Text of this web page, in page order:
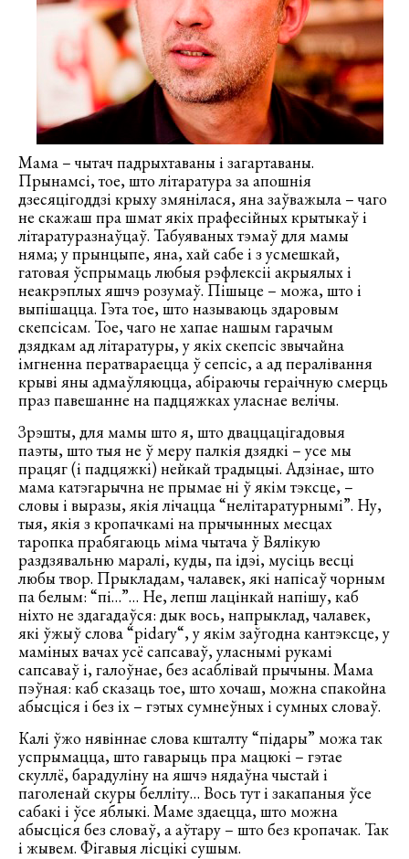
Мама – чытач падрыхтаваны і загартаваны.
Прынамсі, тое, што літаратура за апошнія
дзесяцігоддзі крыху змянілася, яна заўважыла – чаго
не скажаш пра шмат якіх прафесійных крытыкаў і
літаратуразнаўцаў. Табуяваных тэмаў для мамы
няма; у прынцыпе, яна, хай сабе і з усмешкай,
гатовая ўспрымаць любыя рэфлексіі акрыялых і
неакрэплых яшчэ розумаў. Пішыце – можа, што і
выпішацца. Гэта тое, што называюць здаровым
скепсісам. Тое, чаго не хапае нашым гарачым
дзядкам ад літаратуры, у якіх скепсіс звычайна
імгненна ператвараецца ў сепсіс, а ад пералівання
крыві яны адмаўляюцца, абіраючы гераічную смерць
праз павешанне на падцяжках уласнае велічы.
Зрэшты, для мамы што я, што дваццацігадовыя
паэты, што тыя не ў меру палкія дзядкі – усе мы
працяг (і падцяжкі) нейкай традыцыі. Адзінае, што
мама катэгарычна не прымае ні ў якім тэксце, –
словы і выразы, якія лічацца “нелітаратурнымі”. Ну,
тыя, якія з кропачкамі на прычынных месцах
таропка прабягаюць міма чытача ў Вялікую
раздзявальню маралі, куды, па ідэі, мусіць весці
любы твор. Прыкладам, чалавек, які напісаў чорным
па белым: “пі…”… Не, лепш лацінкай напішу, каб
ніхто не здагадаўся: дык вось, напрыклад, чалавек,
які ўжыў слова “pidary“, у якім заўгодна кантэксце, у
маміных вачах усё сапсаваў, уласнымі рукамі
сапсаваў і, галоўнае, без асаблівай прычыны. Мама
пэўная: каб сказаць тое, што хочаш, можна спакойна
абысціся і без іх – гэтых сумнеўных і сумных словаў.
Калі ўжо нявіннае слова кшталту “підары” можа так
успрымацца, што гаварыць пра мацюкі – гэтае
скуллё, барадуліну на яшчэ нядаўна чыстай і
паголенай скуры белліту… Вось тут і закапаныя ўсе
сабакі і ўсе яблыкі. Маме здаецца, што можна
абысціся без словаў, а аўтару – што без кропачак. Так
і жывем. Фігавыя лісцікі сушым.